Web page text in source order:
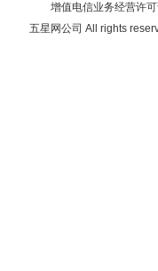
增值电信业务经营许
五星网公司 All rights